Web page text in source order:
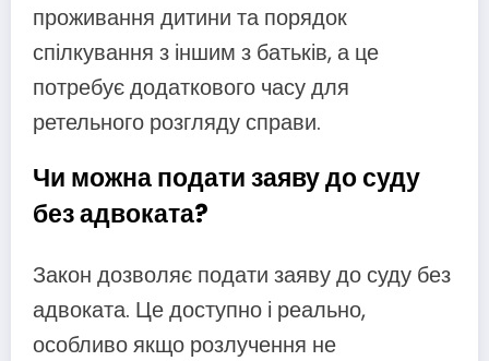
проживання дитини та порядок
спілкування з іншим з батьків, а це
потребує додаткового часу для
ретельного розгляду справи.
Чи можна подати заяву до суду
без адвоката?
Закон дозволяє подати заяву до суду без
адвоката. Це доступно і реально,
особливо якщо розлучення не